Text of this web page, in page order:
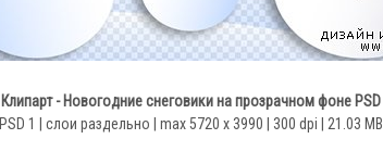
Клипарт - Новогодние снеговики на прозрачном фоне PSD
PSD 1 | слои раздельно | max 5720 x 3990 | 300 dpi | 21.03 MB